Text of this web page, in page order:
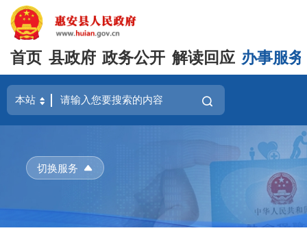
首页 县政府 政务公开 解读回应 办事服务
切换服务